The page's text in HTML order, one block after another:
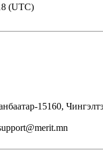
(UTC)
15160,